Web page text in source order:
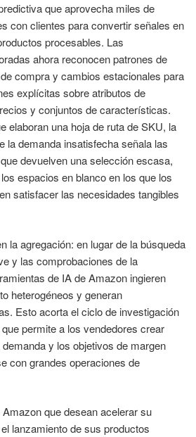
que aprovecha miles de
con clientes para convertir señales en
procesables. Las
ahora reconocen patrones de
compra y cambios estacionales para
explícitas sobre atributos de
y conjuntos de características.
elaboran una hoja de ruta de SKU, la
la demanda insatisfecha señala las
devuelven una selección escasa,
espacios en blanco en los que los
satisfacer las necesidades tangibles
la agregación: en lugar de la búsqueda
y las comprobaciones de la
de IA de Amazon ingieren
heterogéneos y generan
Esto acorta el ciclo de investigación
permite a los vendedores crear
y los objetivos de margen
con grandes operaciones de
que desean acelerar su
lanzamiento de sus productos